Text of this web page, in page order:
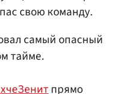
свою команду.
самый опасный
тайме.
прямо